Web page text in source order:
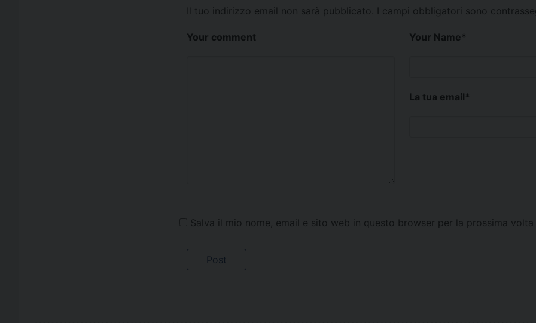
Il tuo indirizzo email non sarà pubblicato. I campi obbligatori sono
Your comment Your Name*
La tua email*
Salva il mio nome, email e sito web in questo browser per la prossima